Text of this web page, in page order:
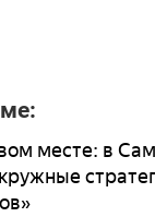
месте: в